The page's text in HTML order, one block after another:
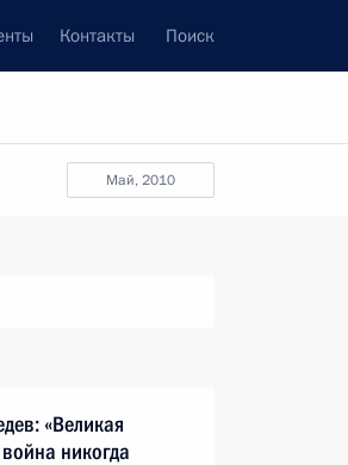
Контакты Поиск
май, 2010
«Великая
никогда